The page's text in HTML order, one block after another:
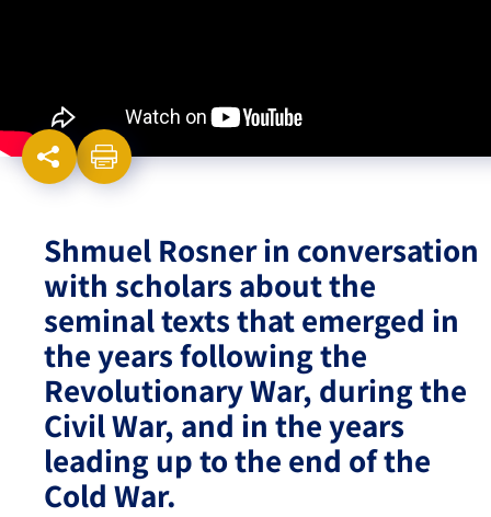
Shmuel Rosner in conversation
with scholars about the
seminal texts that emerged in
the years following the
Revolutionary War, during the
Civil War, and in the years
leading up to the end of the
Cold War.